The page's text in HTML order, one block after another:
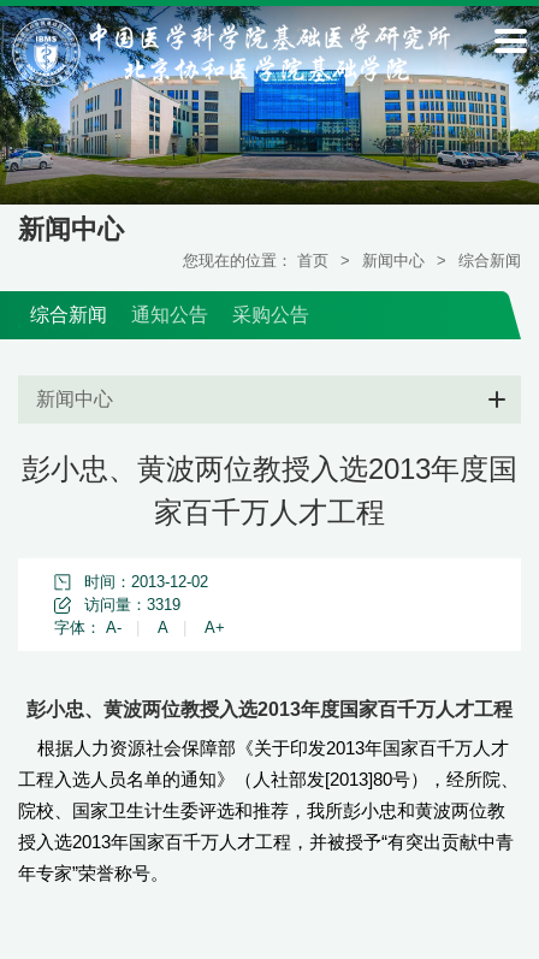
新闻中心
您现在的位置： 首页 > 新闻中心 > 综合新闻
综合新闻 通知公告 采购公告
新闻中心
彭小忠、黄波两位教授入选2013年度国
家百千万人才工程
时间：2013-12-02
访问量： 3319
字体： A- A A+
彭小忠、黄波两位教授入选2013年度国家百千万人才工程
根据人力资源社会保障部《关于印发2013年国家百千万人才
工程入选人员名单的通知》（人社部发[2013]80号），经所院、
院校、国家卫生计生委评选和推荐，我所彭小忠和黄波两位教
授入选2013年国家百千万人才工程，并被授予“有突出贡献中青
年专家”荣誉称号。